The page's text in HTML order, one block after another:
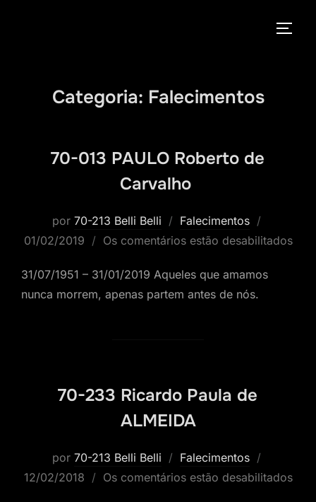
Categoria: Falecimentos
70-013 PAULO Roberto de
Carvalho
por 70-213 Belli Belli Falecimentos
em
01/02/2019 Os comentários estão desabilitados
31/07/1951 – 31/01/2019 Aqueles que amamos
nunca morrem, apenas partem antes de nós.
70-233 Ricardo Paula de
ALMEIDA
por 70-213 Belli Belli Falecimentos
em
12/02/2018 Os comentários estão desabilitados